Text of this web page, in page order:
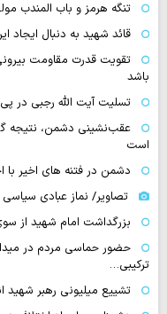
تنگه‌ هرمز و باب المندب
قائد شهید به دنبال ایجاد
تقویت قدرت مقاومت
باشد
تسلیت آیت الله رجبی در پی
عقب‌نشینی دشمن، نتیجه
است
دشمن در فتنه های اخیر با
تصاویر/ نماز عبادی سیاسی
بزرگداشت امام شهید از
حضور حماسی مردم در
ترکیبی…
تشییع میلیونی رهبر شهید